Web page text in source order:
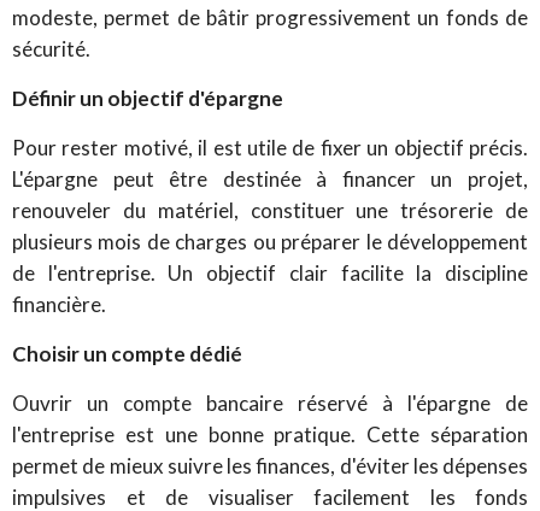
modeste, permet de bâtir progressivement un fonds de
sécurité.
Définir un objectif d'épargne
Pour rester motivé, il est utile de fixer un objectif précis.
L'épargne peut être destinée à financer un projet,
renouveler du matériel, constituer une trésorerie de
plusieurs mois de charges ou préparer le développement
de l'entreprise. Un objectif clair facilite la discipline
financière.
Choisir un compte dédié
Ouvrir un compte bancaire réservé à l'épargne de
l'entreprise est une bonne pratique. Cette séparation
permet de mieux suivre les finances, d'éviter les dépenses
impulsives et de visualiser facilement les fonds